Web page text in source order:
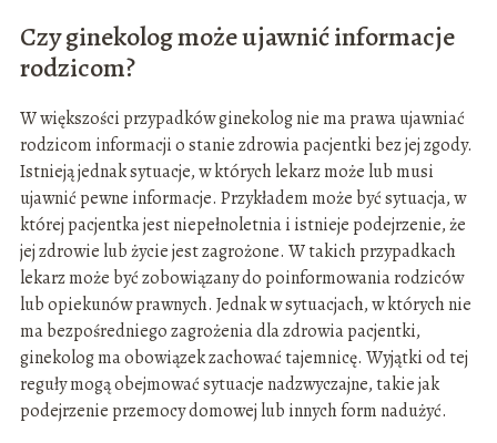
Czy ginekolog może ujawnić informacje
rodzicom?
W większości przypadków ginekolog nie ma prawa ujawniać
rodzicom informacji o stanie zdrowia pacjentki bez jej zgody.
Istnieją jednak sytuacje, w których lekarz może lub musi
ujawnić pewne informacje. Przykładem może być sytuacja, w
której pacjentka jest niepełnoletnia i istnieje podejrzenie, że
jej zdrowie lub życie jest zagrożone. W takich przypadkach
lekarz może być zobowiązany do poinformowania rodziców
lub opiekunów prawnych. Jednak w sytuacjach, w których nie
ma bezpośredniego zagrożenia dla zdrowia pacjentki,
ginekolog ma obowiązek zachować tajemnicę. Wyjątki od tej
reguły mogą obejmować sytuacje nadzwyczajne, takie jak
podejrzenie przemocy domowej lub innych form nadużyć.